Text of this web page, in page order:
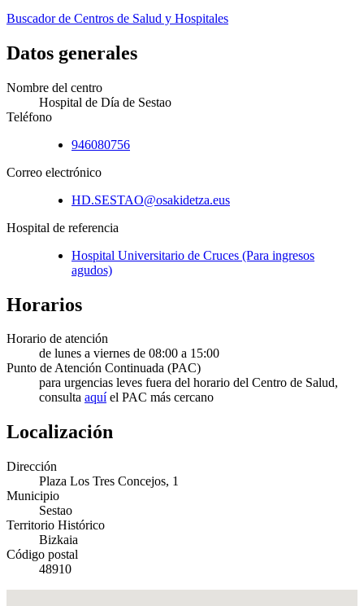
Buscador de Centros de Salud y Hospitales
Datos generales
Nombre del centro
Hospital de Día de Sestao
Teléfono
946080756
Correo electrónico
HD.SESTAO@osakidetza.eus
Hospital de referencia
Hospital Universitario de Cruces (Para ingresos
agudos)
Horarios
Horario de atención
de lunes a viernes de 08:00 a 15:00
Punto de Atención Continuada (PAC)
para urgencias leves fuera del horario del Centro de Salud,
consulta aquíel PAC más cercano
Localización
Dirección
Plaza Los Tres Concejos, 1
Municipio
Sestao
Territorio Histórico
Bizkaia
Código postal
48910